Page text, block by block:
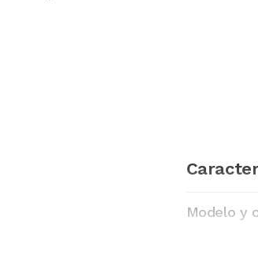
Modelo y